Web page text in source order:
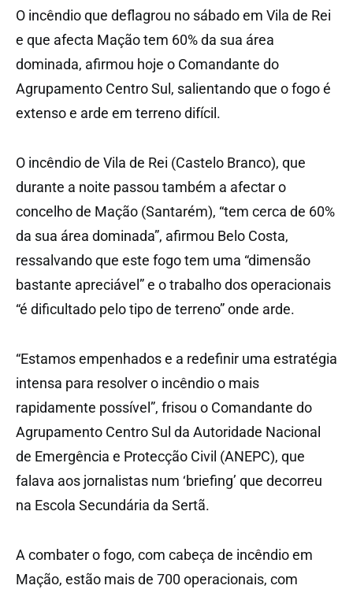
O incêndio que deflagrou no sábado em Vila de Rei
e que afecta Mação tem 60% da sua área
dominada, afirmou hoje o Comandante do
Agrupamento Centro Sul, salientando que o fogo é
extenso e arde em terreno difícil.
O incêndio de Vila de Rei (Castelo Branco), que
durante a noite passou também a afectar o
concelho de Mação (Santarém), “tem cerca de 60%
da sua área dominada”, afirmou Belo Costa,
ressalvando que este fogo tem uma “dimensão
bastante apreciável” e o trabalho dos operacionais
“é dificultado pelo tipo de terreno” onde arde.
“Estamos empenhados e a redefinir uma estratégia
intensa para resolver o incêndio o mais
rapidamente possível”, frisou o Comandante do
Agrupamento Centro Sul da Autoridade Nacional
de Emergência e Protecção Civil (ANEPC), que
falava aos jornalistas num ‘briefing’ que decorreu
na Escola Secundária da Sertã.
A combater o fogo, com cabeça de incêndio em
Mação, estão mais de 700 operacionais, com